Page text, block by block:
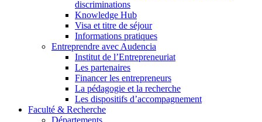
discriminations
Knowledge Hub
Visa et titre de séjour
Informations pratiques
Entreprendre avec Audencia
Institut de l’Entrepreneuriat
Les partenaires
Financer les entrepreneurs
La pédagogie et la recherche
Les dispositifs d’accompagnement
Faculté & Recherche
Départements